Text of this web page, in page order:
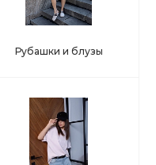
Рубашки и блузы